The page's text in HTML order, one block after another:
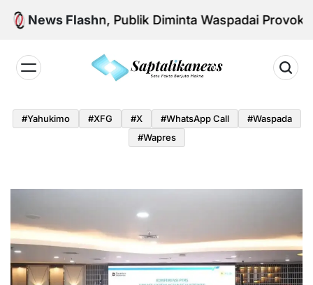
Skip
News Flash
Aman, Publik Diminta Waspadai Provokasi
#yahukimo #XFG #x #WhatsApp Call
#waspada
#Wapres